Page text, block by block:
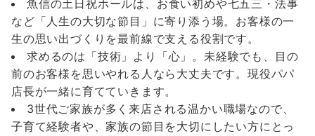
魚信の土日祝ホールは、お食い初めや七五三・法事
など「人生の大切な節目」に寄り添う場。お客様の一
生の思い出づくりを最前線で支える役割です。
求めるのは「技術」より「心」。未経験でも、目の
前のお客様を思いやれる人なら大丈夫です。現役パパ
店長が一緒に育てていきます。
3世代ご家族が多く来店される温かい職場なので、
子育て経験者や、家族の節目を大切にしたい方にとっ